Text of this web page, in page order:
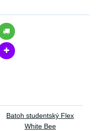
Batoh studentský Flex
White Bee